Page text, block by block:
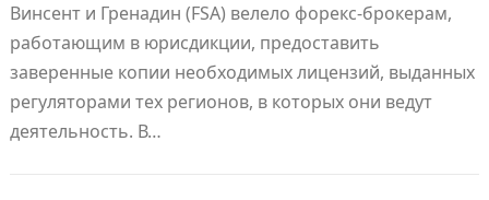
Винсент и Гренадин (FSA) велело форекс-брокерам,
работающим в юрисдикции, предоставить
заверенные копии необходимых лицензий, выданных
регуляторами тех регионов, в которых они ведут
деятельность. В…